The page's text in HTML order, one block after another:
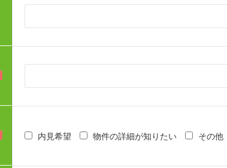
内見希望 物件の詳細が知りたい その他